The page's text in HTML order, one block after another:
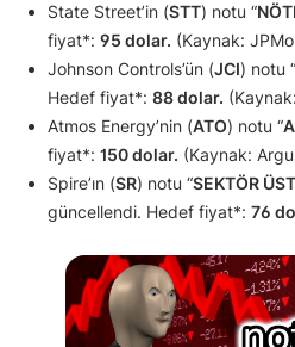
State Street’in (STT) notu “
fiyat*: 95 dolar. (Kaynak:
Johnson Controls’ün (JCI) notu “
Hedef fiyat*: 88 dolar.
Atmos Energy’nin (ATO) notu “
fiyat*: 150 dolar. (Kaynak:
Spire’ın (SR) notu “SEKTÖR
güncellendi. Hedef fiyat*: 76